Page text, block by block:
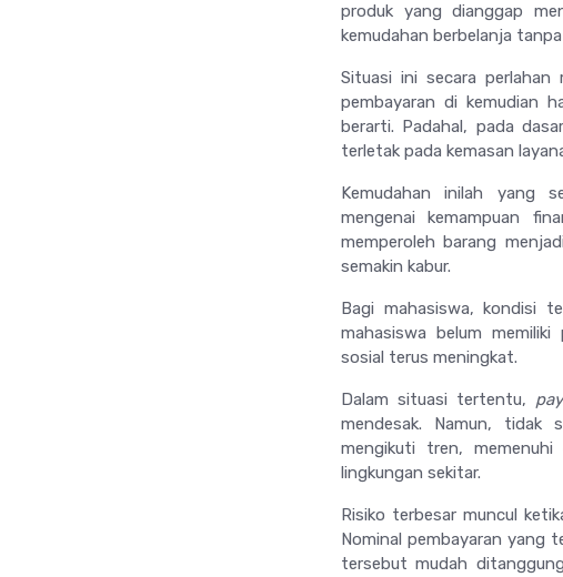
produk yang dianggap
kemudahan berbelanja
Situasi ini secara perlahan
pembayaran di kemudian
berarti. Padahal, pada
terletak pada kemasan
Kemudahan inilah yang
mengenai kemampuan
memperoleh barang
semakin kabur.
Bagi mahasiswa, kondisi
mahasiswa belum
sosial terus meningkat.
Dalam situasi tertentu,
mendesak. Namun, tidak
mengikuti tren,
lingkungan sekitar.
Risiko terbesar muncul
Nominal pembayaran yang
tersebut mudah